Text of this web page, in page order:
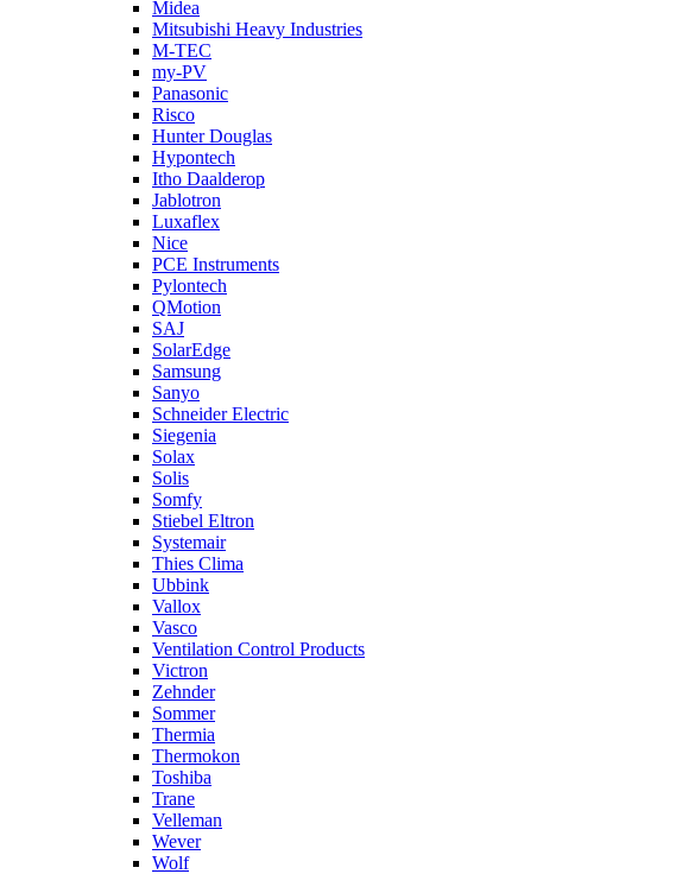
Midea
Mitsubishi Heavy Industries
M-TEC
my-PV
Panasonic
Risco
Hunter Douglas
Hypontech
Itho Daalderop
Jablotron
Luxaflex
Nice
PCE Instruments
Pylontech
QMotion
SAJ
SolarEdge
Samsung
Sanyo
Schneider Electric
Siegenia
Solax
Solis
Somfy
Stiebel Eltron
Systemair
Thies Clima
Ubbink
Vallox
Vasco
Ventilation Control Products
Victron
Zehnder
Sommer
Thermia
Thermokon
Toshiba
Trane
Velleman
Wever
Wolf